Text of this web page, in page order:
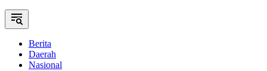
Berita
Daerah
Nasional